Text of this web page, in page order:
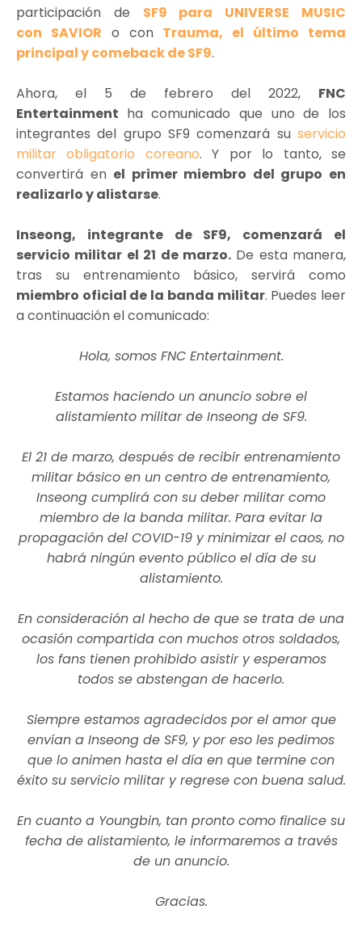
participación de SF9 para UNIVERSE MUSIC
con SAVIOR o con Trauma, el último tema
principal y comeback de SF9.
Ahora, el 5 de febrero del 2022, FNC
Entertainment ha comunicado que uno de los
integrantes del grupo SF9 comenzará su servicio
militar obligatorio coreano. Y por lo tanto, se
convertirá en el primer miembro del grupo en
realizarlo y alistarse.
Inseong, integrante de SF9, comenzará el
servicio militar el 21 de marzo.De esta manera,
tras su entrenamiento básico, servirá como
miembro oficial de la banda militar. Puedes leer
a continuación el comunicado:
Hola, somos FNC Entertainment.
Estamos haciendo un anuncio sobre el
alistamiento militar de Inseong de SF9.
El 21 de marzo, después de recibir entrenamiento
militar básico en un centro de entrenamiento,
Inseong cumplirá con su deber militar como
miembro de la banda militar. Para evitar la
propagación del COVID-19 y minimizar el caos, no
habrá ningún evento público el día de su
alistamiento.
En consideración al hecho de que se trata de una
ocasión compartida con muchos otros soldados,
los fans tienen prohibido asistir y esperamos
todos se abstengan de hacerlo.
Siempre estamos agradecidos por el amor que
envían a Inseong de SF9, y por eso les pedimos
que lo animen hasta el día en que termine con
éxito su servicio militar y regrese con buena salud.
En cuanto a Youngbin, tan pronto como finalice su
fecha de alistamiento, le informaremos a través
de un anuncio.
Gracias.